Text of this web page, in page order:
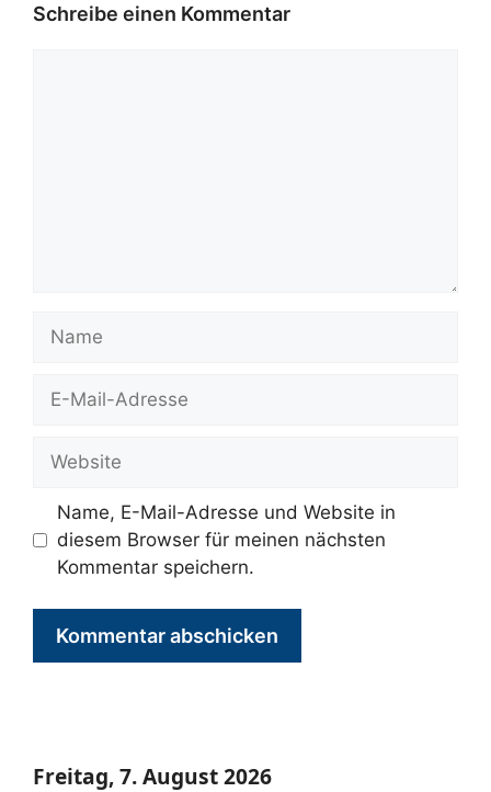
Schreibe einen Kommentar
Mail-
Name, E-Mail-Adresse und Website in
diesem Browser für meinen nächsten
Kommentar speichern.
Freitag, 7. August 2026